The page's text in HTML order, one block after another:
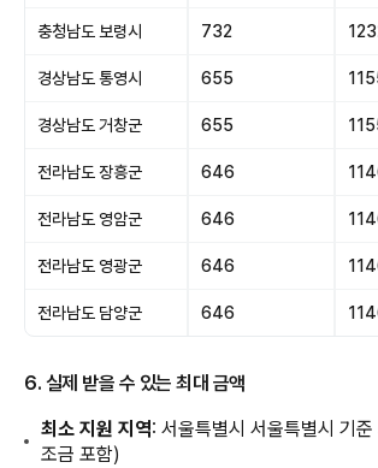
충청남도 보령시 732
경상남도 통영시 655
경상남도 거창군 655
전라남도 장흥군 646
전라남도 영암군 646
전라남도 영광군 646
전라남도 담양군 646
6. 실제 받을 수 있는 최대 금액
최소 지원 지역: 서울특별시 서울특별시 기
조금 포함)